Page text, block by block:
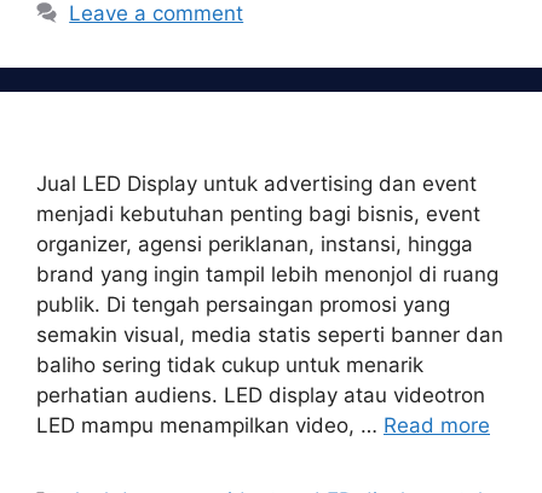
Leave a comment
Jual LED Display untuk advertising dan event
menjadi kebutuhan penting bagi bisnis, event
organizer, agensi periklanan, instansi, hingga
brand yang ingin tampil lebih menonjol di ruang
publik. Di tengah persaingan promosi yang
semakin visual, media statis seperti banner dan
baliho sering tidak cukup untuk menarik
perhatian audiens. LED display atau videotron
LED mampu menampilkan video, … Read more